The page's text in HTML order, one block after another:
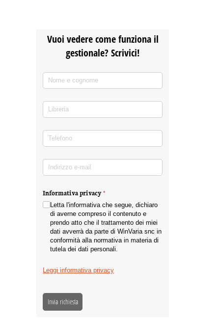
Vuoi vedere come funziona il
gestionale? Scrivici!
Nome e cognome
Libreria
Telefono
Indirizzo e-mail(richiesto)
Informativa privacy*
(richiesto)
Letta l'informativa che segue, dichiaro
di averne compreso il contenuto e
prendo atto che il trattamento dei miei
dati avverrà da parte di WinVaria snc in
conformità alla normativa in materia di
tutela dei dati personali.
Leggi informativa privacy
Invia richiesta